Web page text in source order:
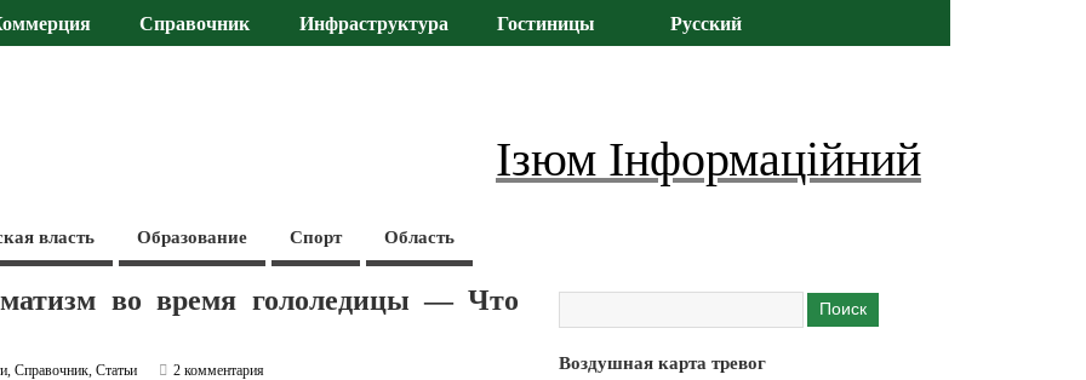
Справочник Инфраструктура Гостиницы Русский
Ізюм Інформаційний
власть Образование Спорт Область
во время гололедицы — Что
,Справочник,Статьи
2 комментария
Воздушная карта тревог